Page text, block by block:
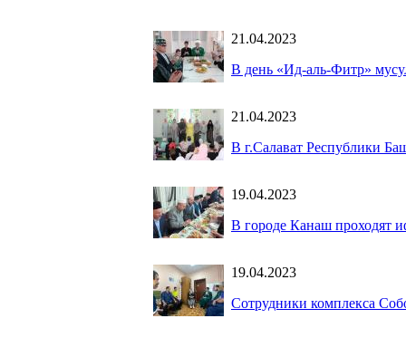
21.04.2023
В день «Ид-аль-Фитр»
21.04.2023
В г.Салават Республики
19.04.2023
В городе Канаш проходят
19.04.2023
Сотрудники комплекса